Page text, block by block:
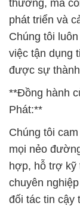
thường, mà
phát triển và
Chúng tôi
việc tận dụng
được sự
**Đồng hành
Phát:**
Chúng tôi
mọi nẻo
hợp, hỗ trợ kỹ
chuyên
đối tác tin cậy